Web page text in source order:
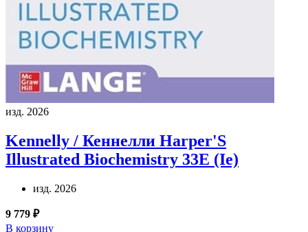
изд. 2026
Kennelly / Кеннелли Harper'S
Illustrated Biochemistry 33E (Ie)
изд. 2026
9 779 ₽
В корзину